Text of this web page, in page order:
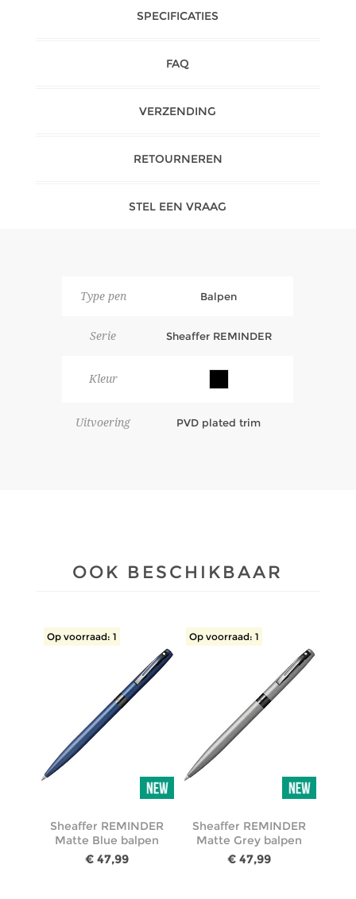
SPECIFICATIES
FAQ
VERZENDING
RETOURNEREN
STEL EEN VRAAG
Type pen Balpen
Serie Sheaffer REMINDER
Kleur
Uitvoering PVD plated trim
OOK BESCHIKBAAR
Op voorraad: 1
Sheaffer REMINDER
Matte Blue balpen
€ 47,99
Op voorraad: 1
Sheaffer REMINDER
Matte Grey balpen
€ 47,99